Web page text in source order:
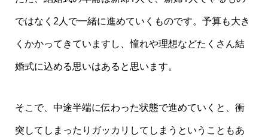
ではなく2人で一緒に進めていくものです。予算も大き
くかかってきていますし、憧れや理想などたくさん結
婚式に込める思いはあると思います。
そこで、中途半端に伝わった状態で進めていくと、衝
突してしまったりガッカリしてしまうということもあ